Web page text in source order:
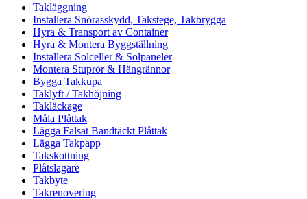
Takläggning
Installera Snörasskydd, Takstege, Takbrygga
Hyra & Transport av Container
Hyra & Montera Byggställning
Installera Solceller & Solpaneler
Montera Stuprör & Hängrännor
Bygga Takkupa
Taklyft / Takhöjning
Takläckage
Måla Plåttak
Lägga Falsat Bandtäckt Plåttak
Lägga Takpapp
Takskottning
Plåtslagare
Takbyte
Takrenovering